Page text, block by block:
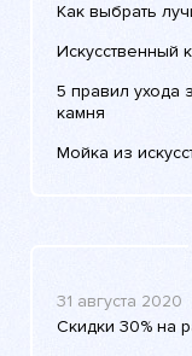
Как выбрать
Искусственный
5 правил ухода
камня
Мойка из
31 августа 2020
Скидки 30% на